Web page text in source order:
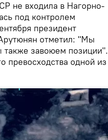
не входила в Нагорно-
под контролем
президент
отметил: "Мы
завоюем позиции".
превосходства одной из